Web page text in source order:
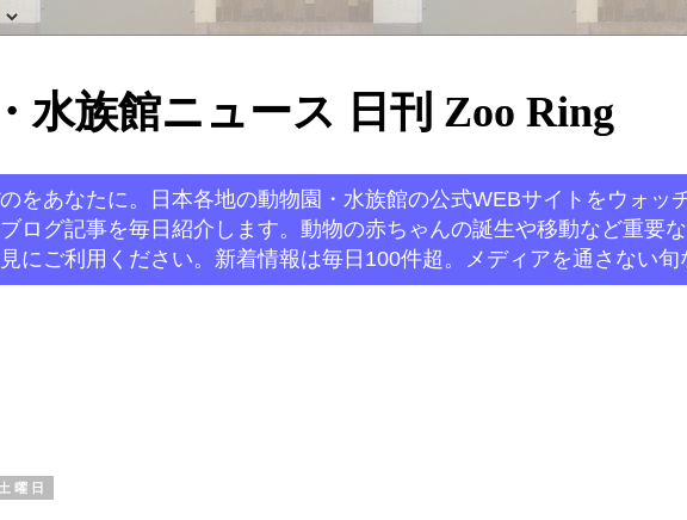
水族館ニュース 日刊 Zoo Ring
をあなたに。日本各地の動物園・水族館の公式WEBサイトをウォッ
ログ記事を毎日紹介します。動物の赤ちゃんの誕生や移動など重要
にご利用ください。新着情報は毎日100件超。メディアを通さない旬
曜日